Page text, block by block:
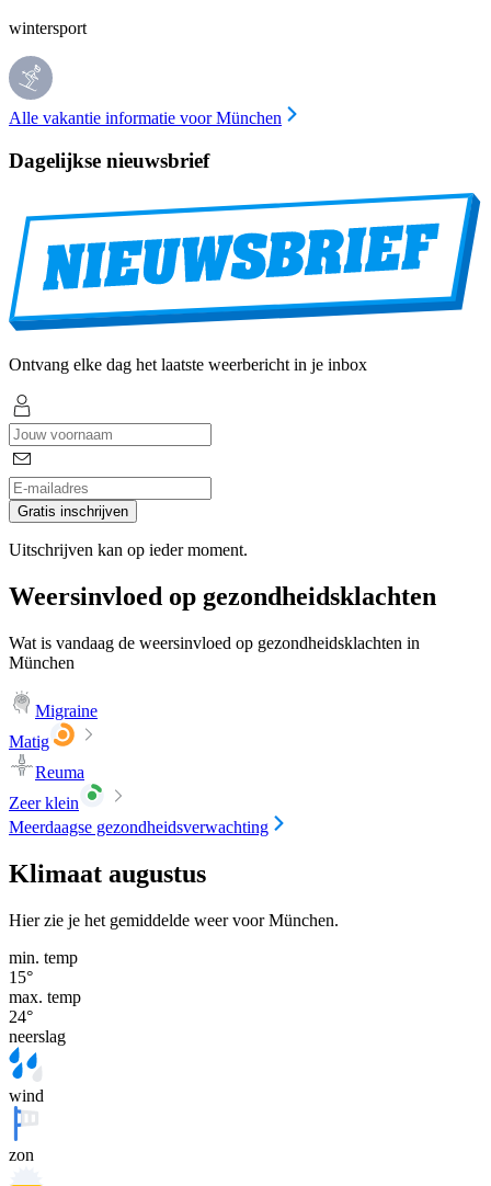
wintersport
Alle vakantie informatie voor München
Dagelijkse nieuwsbrief
Ontvang elke dag het laatste weerbericht in je inbox
Gratis inschrijven
Uitschrijven kan op ieder moment.
Weersinvloed op gezondheidsklachten
Wat is vandaag de weersinvloed op gezondheidsklachten in
München
Migraine
Matig
Reuma
Zeer klein
Meerdaagse gezondheidsverwachting
Klimaat augustus
Hier zie je het gemiddelde weer voor München.
min. temp
15°
max. temp
24°
neerslag
wind
zon